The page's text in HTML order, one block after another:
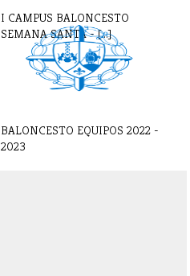
I CAMPUS BALONCESTO
SEMANA SANTA - [...]
BALONCESTO EQUIPOS 2022 -
2023